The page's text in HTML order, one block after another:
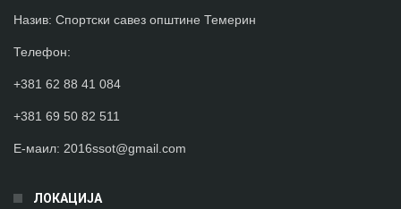
Назив: Спортски савез општине Темерин
Телефон:
+381 62 88 41 084
+381 69 50 82 511
Е-маил: 2016ssot@gmail.com
ЛОКАЦИЈА